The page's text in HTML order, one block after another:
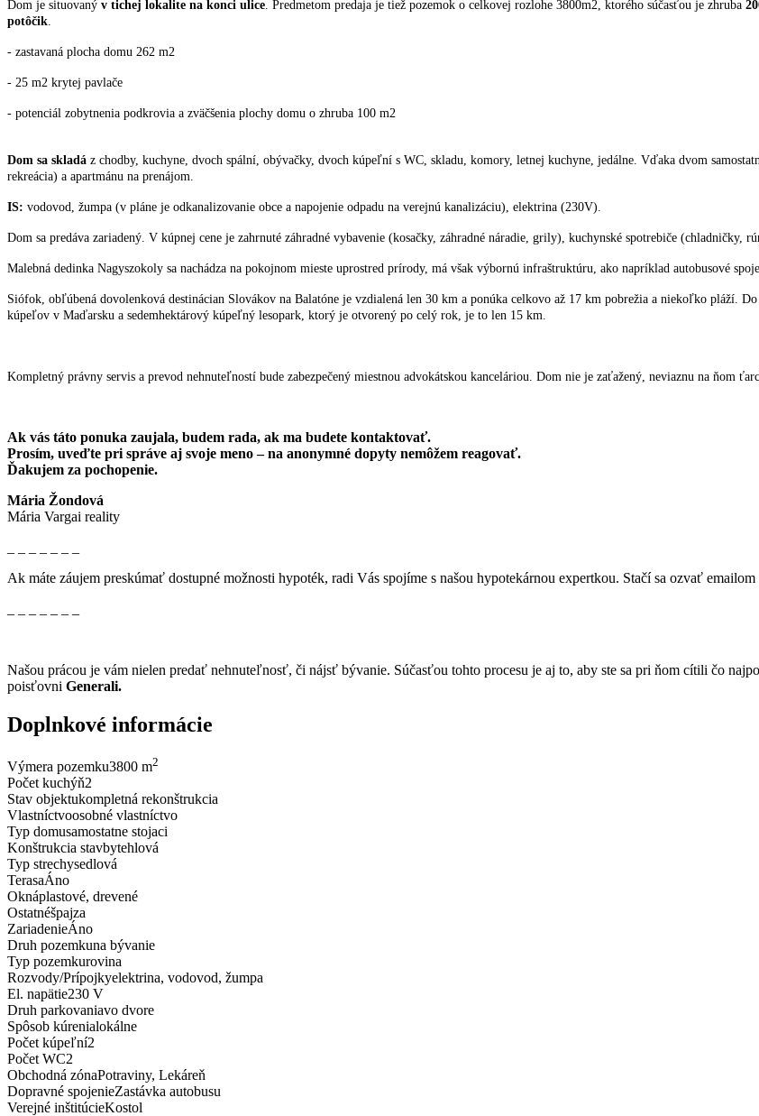
Dom je situovaný v tichej lokalite na konci ulice . Predmetom predaja je tiež pozemok o celkovej rozlohe 3800m2, ktorého súčasťou je zhruba
potôčik
- zastavaná plocha domu 262 m2
- 25 m2 krytej pavlače
- potenciál zobytnenia podkrovia a zväčšenia plochy domu o zhruba 100 m2
Dom sa skladá z chodby, kuchyne, dvoch spální, obývačky, dvoch kúpeľní s WC, skladu, komory, letnej kuchyne, jedálne. Vďaka dvom
rekreácia) a apartmánu na prenájom.
IS: vodovod, žumpa (v pláne je odkanalizovanie obce a napojenie odpadu na verejnú kanalizáciu), elektrina (230V).
Dom sa predáva zariadený. V kúpnej cene je zahrnuté záhradné vybavenie (kosačky, záhradné náradie, grily), kuchynské spotrebiče
Malebná dedinka Nagyszokoly sa nachádza na pokojnom mieste uprostred prírody, má však výbornú infraštruktúru, ako napríklad autobusové
Siófok, obľúbená dovolenková destinácian Slovákov na Balatóne je vzdialená len 30 km a ponúka celkovo až 17 km pobrežia a niekoľko pláží.
kúpeľov v Maďarsku a sedemhektárový kúpeľný lesopark, ktorý je otvorený po celý rok, je to len 15 km.
Kompletný právny servis a prevod nehnuteľností bude zabezpečený miestnou advokátskou kanceláriou. Dom nie je zaťažený, neviaznu na ňom
Ak vás táto ponuka zaujala, budem rada, ak ma budete kontaktovať.
Prosím, uveďte pri správe aj svoje meno – na anonymné dopyty nemôžem reagovať.
Ďakujem za pochopenie.
Mária Žondová
Mária Vargai reality
Ak máte záujem preskúmať dostupné možnosti hypoték, radi Vás spojíme s našou hypotekárnou expertkou. Stačí sa ozvať emailom
Našou prácou je vám nielen predať nehnuteľnosť, či nájsť bývanie. Súčasťou tohto procesu je aj to, aby ste sa pri ňom cítili čo
poisťovni Generali.
Doplnkové informácie
Výmera pozemku3800 m2
Počet kuchýň2
Stav objektukompletná rekonštrukcia
Vlastníctvoosobné vlastníctvo
Typ domusamostatne stojaci
Konštrukcia stavbytehlová
Typ strechysedlová
TerasaÁno
Oknáplastové, drevené
Ostatnéšpajza
ZariadenieÁno
Druh pozemkuna bývanie
Typ pozemkurovina
Rozvody/Prí­pojkyelektrina, vodovod, žumpa
El. napätie230 V
Druh parkovaniavo dvore
Spôsob kúrenialokálne
Počet kúpeľní­2
Počet WC2
Obchodná zónaPotraviny, Lekáreň
Dopravné spojenieZastávka autobusu
Verejné inštitúcieKostol